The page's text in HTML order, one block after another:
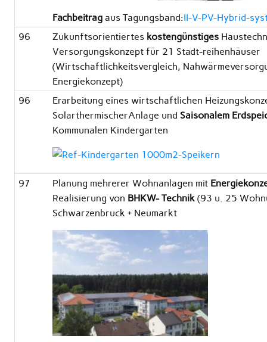
Fachbeitrag aus Tagungsband:II-V-PV-Hybrid-
96
Zukunftsorientiertes kostengünstiges
Versorgungskonzept für 21 Stadt-reihenhäuser
(Wirtschaftlichkeitsvergleich,
Energiekonzept)
96
Erarbeitung eines wirtschaftlichen
SolarthermischerAnlage und Saisonalem
Kommunalen Kindergarten
97 Planung mehrerer Wohnanlagen mit
Realisierung von BHKW- Technik (93 u. 25
Schwarzenbruck + Neumarkt